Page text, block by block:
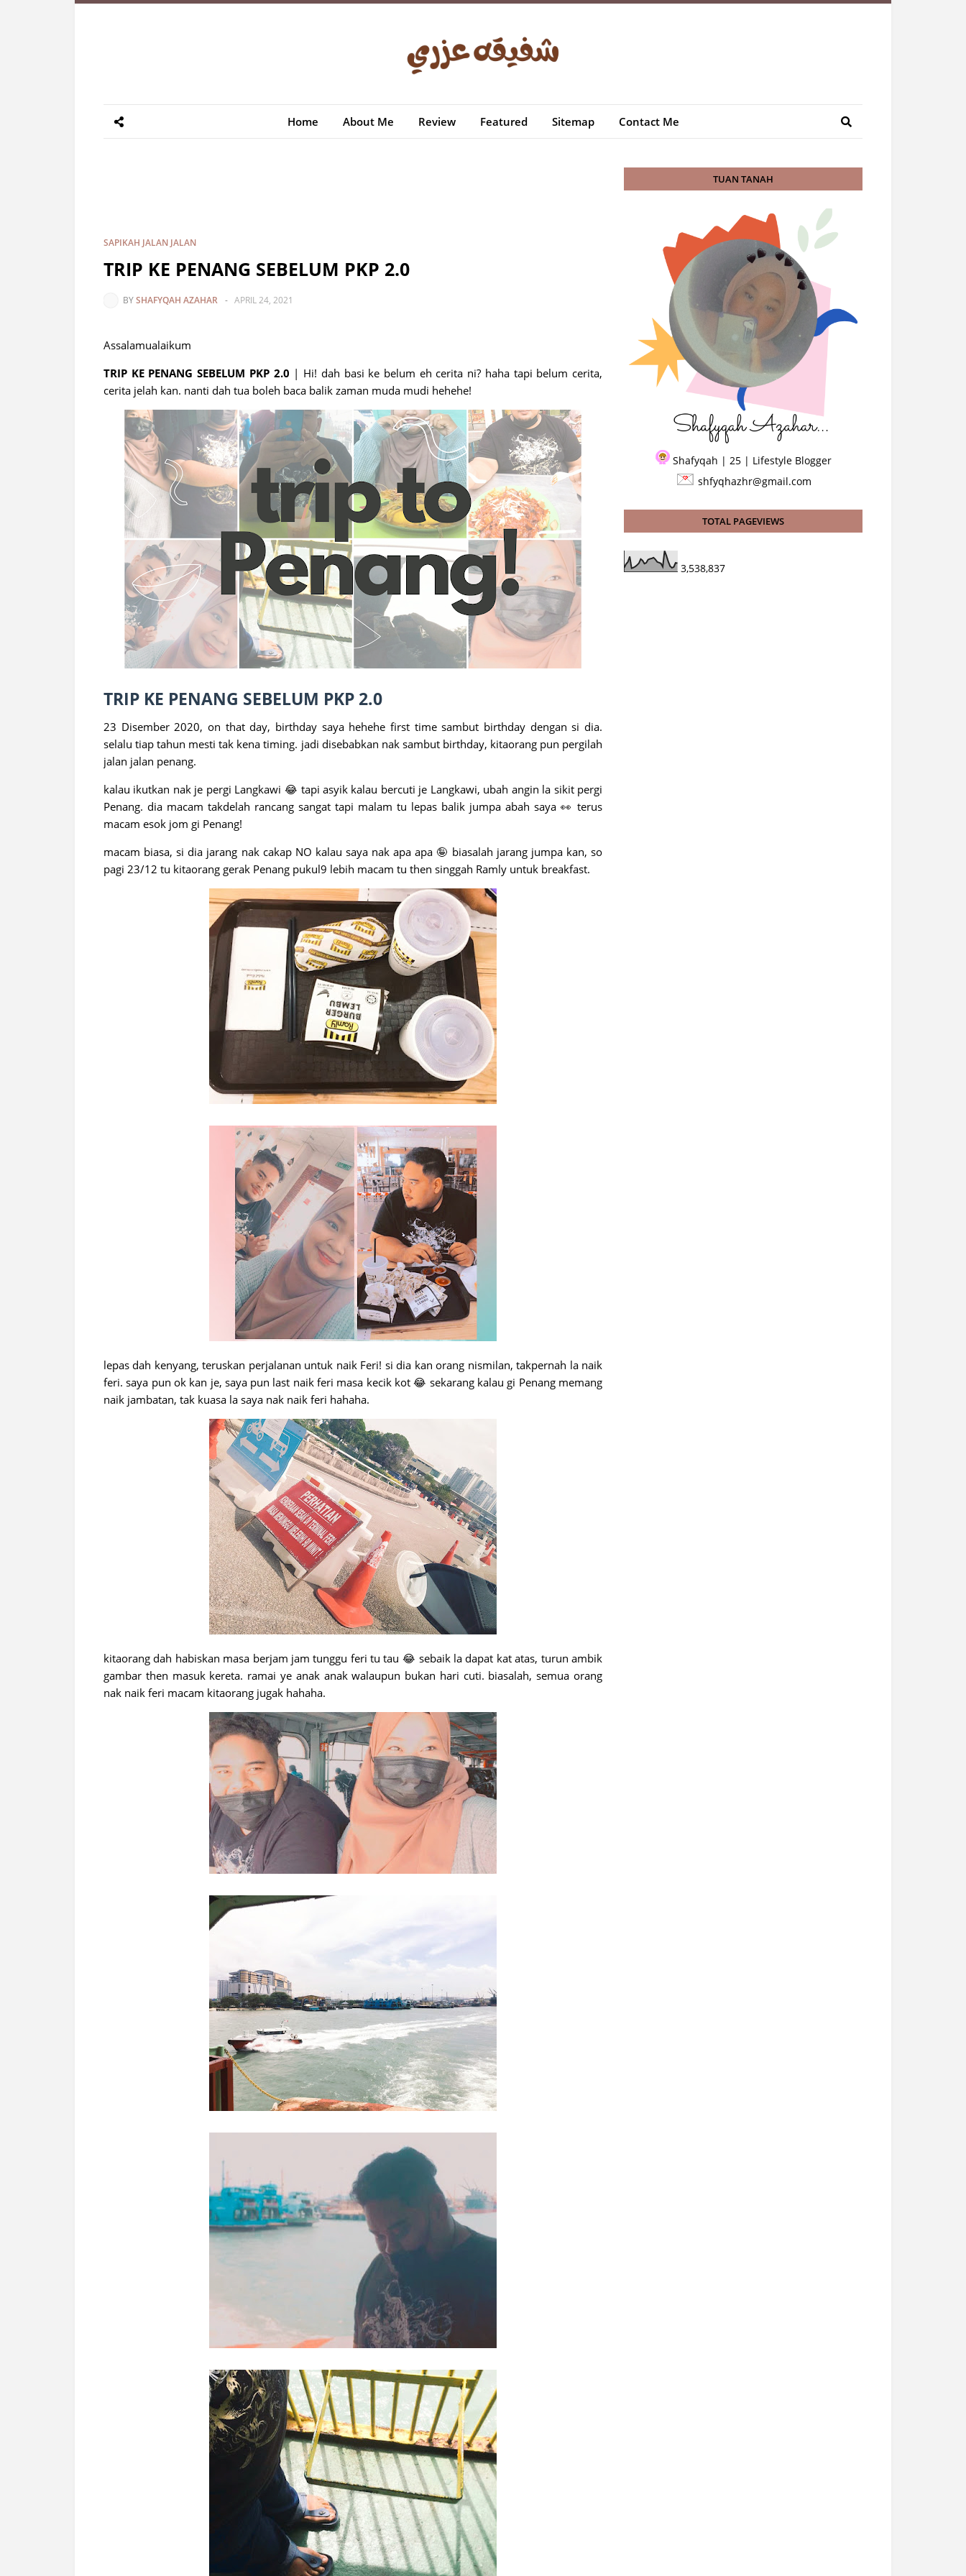
Home About Me Review Featured Sitemap Contact Me
SAPIKAH JALAN JALAN
TRIP KE PENANG SEBELUM PKP 2.0
BYSHAFYQAH AZAHAR - APRIL 24, 2021
Assalamualaikum
TRIP KE PENANG SEBELUM PKP 2.0 | Hi! dah basi ke belum eh cerita ni? haha tapi belum cerita,
cerita jelah kan. nanti dah tua boleh baca balik zaman muda mudi hehehe!
TRIP KE PENANG SEBELUM PKP 2.0
23 Disember 2020, on that day, birthday saya hehehe first time sambut birthday dengan si dia.
selalu tiap tahun mesti tak kena timing. jadi disebabkan nak sambut birthday, kitaorang pun pergilah
jalan jalan penang.
kalau ikutkan nak je pergi Langkawi 😂 tapi asyik kalau bercuti je Langkawi, ubah angin la sikit pergi
Penang. dia macam takdelah rancang sangat tapi malam tu lepas balik jumpa abah saya 👀 terus
macam esok jom gi Penang!
macam biasa, si dia jarang nak cakap NO kalau saya nak apa apa 🤪 biasalah jarang jumpa kan, so
pagi 23/12 tu kitaorang gerak Penang pukul9 lebih macam tu then singgah Ramly untuk breakfast.
lepas dah kenyang, teruskan perjalanan untuk naik Feri! si dia kan orang nismilan, takpernah la naik
feri. saya pun ok kan je, saya pun last naik feri masa kecik kot 😂 sekarang kalau gi Penang memang
naik jambatan, tak kuasa la saya nak naik feri hahaha.
kitaorang dah habiskan masa berjam jam tunggu feri tu tau 😂 sebaik la dapat kat atas, turun ambik
gambar then masuk kereta. ramai ye anak anak walaupun bukan hari cuti. biasalah, semua orang
nak naik feri macam kitaorang jugak hahaha.
TUAN TANAH
Shafyqah | 25 | Lifestyle Blogger
shfyqhazhr@gmail.com
TOTAL PAGEVIEWS
3,538,837